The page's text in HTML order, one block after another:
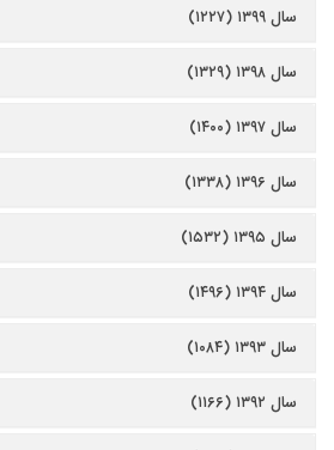
سال ۱۳۹۹ (۱۲۲۷)
سال ۱۳۹۸ (۱۳۲۹)
سال ۱۳۹۷ (۱۴۰۰)
سال ۱۳۹۶ (۱۳۳۸)
سال ۱۳۹۵ (۱۵۳۲)
سال ۱۳۹۴ (۱۴۹۶)
سال ۱۳۹۳ (۱۰۸۴)
سال ۱۳۹۲ (۱۱۶۶)